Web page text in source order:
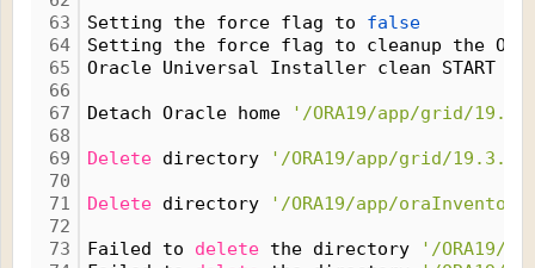
63
64
65
66
67
68
69
70
71
72
73
Setting the force flag to false
Setting the force flag to cleanup the
Oracle Universal Installer clean START
Detach Oracle home '/ORA19/app/grid/
Delete directory '/ORA19/app/grid/19.3.0'
Delete directory '/ORA19/app/
Failed to delete the directory
'/ORA19/